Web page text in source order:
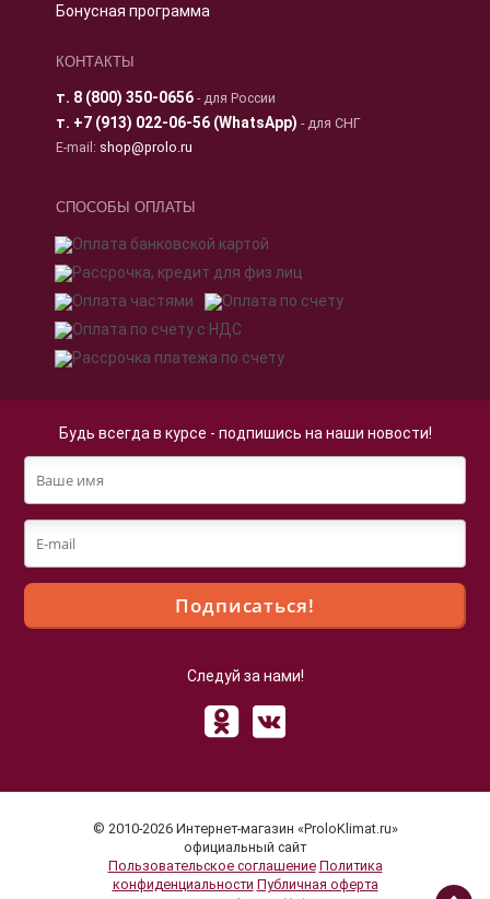
Бонусная программа
КОНТАКТЫ
т. 8 (800) 350-0656- для России
т. +7 (913) 022-06-56 (WhatsApp) - для СНГ
E-mail: shop@prolo.ru
СПОСОБЫ ОПЛАТЫ
Будь всегда в курсе - подпишись на наши новости!
Следуй за нами!
© 2010-2026 Интернет-магазин «ProloKlimat.ru»
официальный сайт
Пользовательское соглашение Политика
конфиденциальности Публичная оферта
Продолжая просмотр страниц нашего сайта, вы
Политики в отношении обработки
персональных данных.